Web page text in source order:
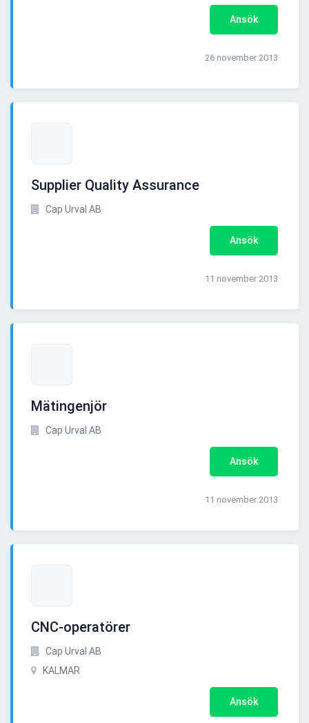
Ansök
26 november 2013
Supplier Quality Assurance
Cap Urval AB
Ansök
11 november 2013
Mätingenjör
Cap Urval AB
Ansök
11 november 2013
CNC-operatörer
Cap Urval AB
KALMAR
Ansök